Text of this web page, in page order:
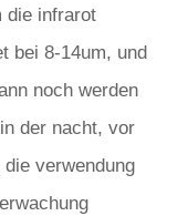
die infrarot
bei 8-14um, und
noch werden
der nacht, vor
verwendung